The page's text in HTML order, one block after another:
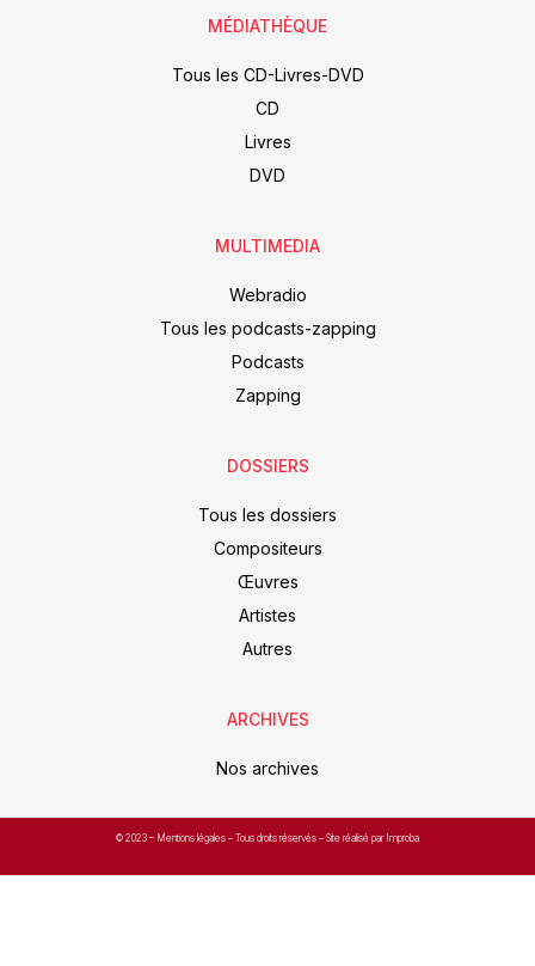
MÉDIATHÈQUE
Tous les CD-Livres-DVD
CD
Livres
DVD
MULTIMEDIA
Webradio
Tous les podcasts-zapping
Podcasts
Zapping
DOSSIERS
Tous les dossiers
Compositeurs
Œuvres
Artistes
Autres
ARCHIVES
Nos archives
© 2023 – Mentions légales – Tous droits réservés – Site réalisé par Improba